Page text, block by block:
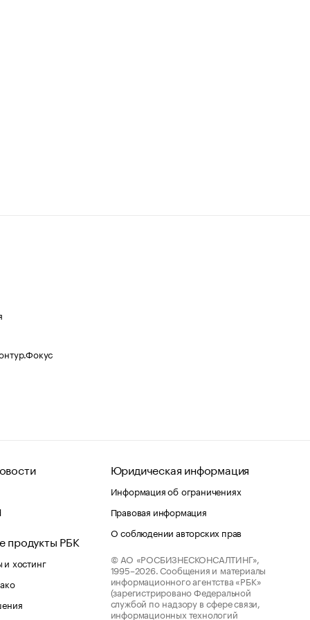
продукты РБК
хостинг
Юридическая информация
Информация об ограничениях
Правовая информация
О соблюдении авторских прав
© АО «РОСБИЗНЕСКОНСАЛТИНГ»,
1995–2026. Сообщения и материалы
информационного агентства «РБК»
(зарегистрировано Федеральной
службой по надзору в сфере связи,
информационных технологий